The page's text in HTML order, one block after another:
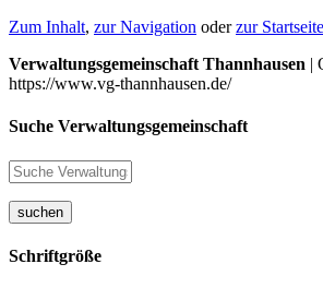
Zum Inhalt, zur Navigation oderzur Startseite
Verwaltungsgemeinschaft Thannhausen |
https://www.vg-thannhausen.de/
Suche Verwaltungsgemeinschaft
suchen
Schriftgröße